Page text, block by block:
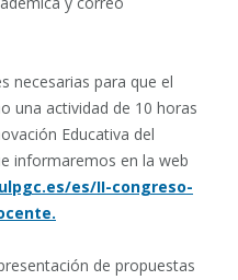
necesarias para que el
una actividad de 10 horas
Educativa del
informaremos en la web
es/II-congreso-
de propuestas